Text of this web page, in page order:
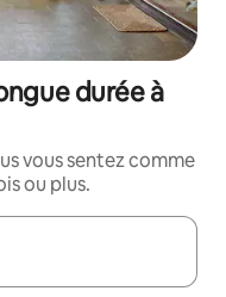
durée à
vous sentez comme
ou plus.
les flèches vers le